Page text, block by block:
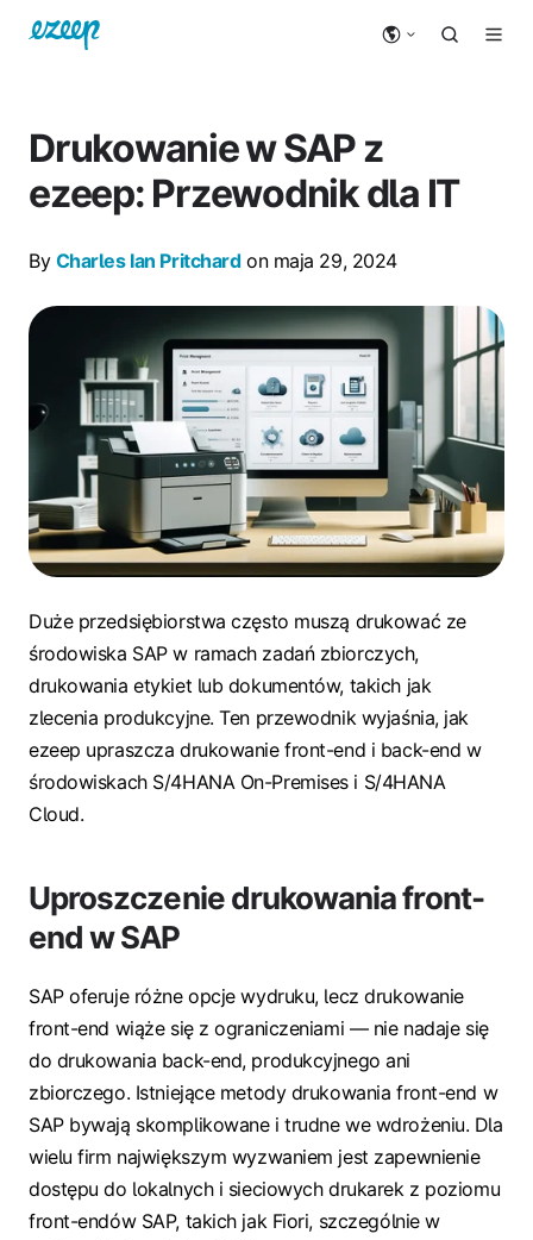
Drukowanie w SAP z
ezeep: Przewodnik dla IT
By Charles Ian Pritchardon maja 29, 2024
Duże przedsiębiorstwa często muszą drukować ze
środowiska SAP w ramach zadań zbiorczych,
drukowania etykiet lub dokumentów, takich jak
zlecenia produkcyjne. Ten przewodnik wyjaśnia, jak
ezeep upraszcza drukowanie front-end i back-end w
środowiskach S/4HANA On-Premises i S/4HANA
Cloud.
Uproszczenie drukowania front-
end w SAP
SAP oferuje różne opcje wydruku, lecz drukowanie
front-end wiąże się z ograniczeniami — nie nadaje się
do drukowania back-end, produkcyjnego ani
zbiorczego. Istniejące metody drukowania front-end w
SAP bywają skomplikowane i trudne we wdrożeniu. Dla
wielu firm największym wyzwaniem jest zapewnienie
dostępu do lokalnych i sieciowych drukarek z poziomu
front-endów SAP, takich jak Fiori, szczególnie w